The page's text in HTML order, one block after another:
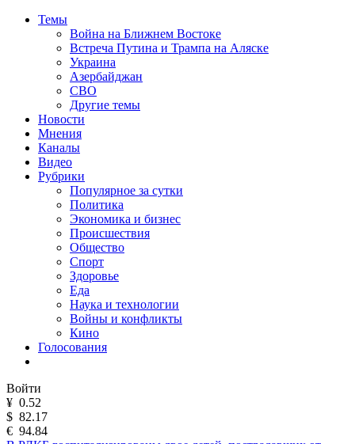
Темы
Война на Ближнем Востоке
Встреча Путина и Трампа на Аляске
Украина
Азербайджан
СВО
Другие темы
Новости
Мнения
Каналы
Видео
Рубрики
Популярное за сутки
Политика
Экономика и бизнес
Происшествия
Общество
Спорт
Здоровье
Еда
Наука и технологии
Войны и конфликты
Кино
Голосования
Войти
¥ 0.52
$ 82.17
€ 94.84